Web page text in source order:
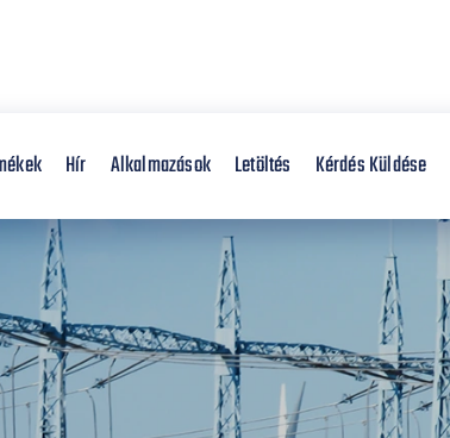
Hír Alkalmazások Letöltés Kérdés Küldése